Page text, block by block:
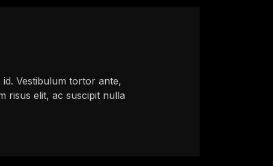
Vestibulum tortor ante,
risus elit, ac suscipit nulla